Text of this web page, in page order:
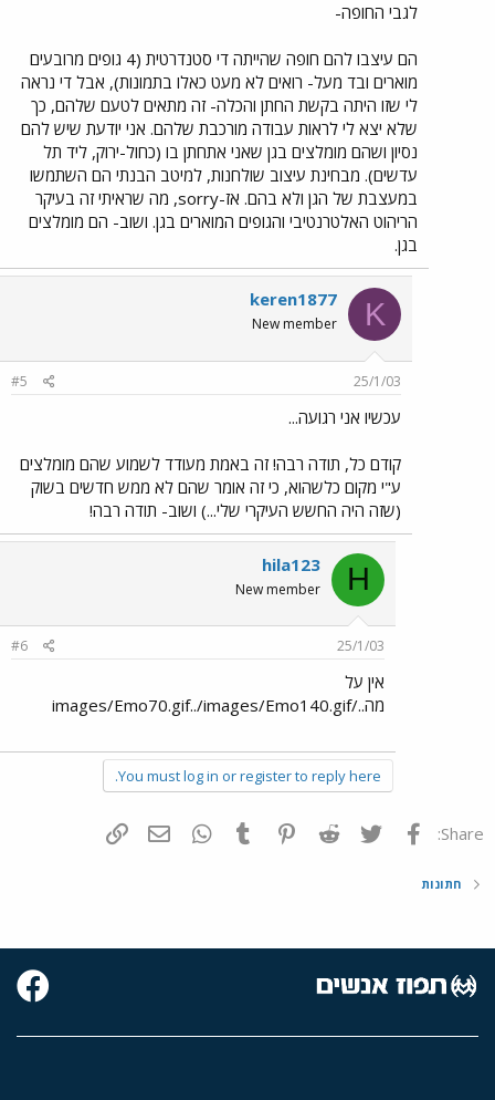
לגבי החופה-
הם עיצבו להם חופה שהייתה די סטנדרטית (4 גופים מרובעים
מוארים ובד מעל- רואים לא מעט כאלו בתמונות), אבל די נראה
לי שזו היתה בקשת החתן והכלה- זה מתאים לטעם שלהם, כך
שלא יצא לי לראות עבודה מורכבת שלהם. אני יודעת שיש להם
נסיון ושהם מומלצים בגן שאני אתחתן בו (כחול-ירוק, ליד תל
עדשים). מבחינת עיצוב שולחנות, למיטב הבנתי הם השתמשו
במעצבת של הגן ולא בהם. אז-sorry, מה שראיתי זה בעיקר
הריהוט האלטרנטיבי והגופים המוארים בגן. ושוב- הם מומלצים
בגן.
K
keren1877
New member
25/1/03
#5
עכשיו אני רגועה...
קודם כל, תודה רבה! זה באמת מעודד לשמוע שהם מומלצים
ע"י מקום כלשהוא, כי זה אומר שהם לא ממש חדשים בשוק
(שזה היה החשש העיקרי שלי...) ושוב- תודה רבה!
H
hila123
New member
25/1/03
#6
אין על
מה../images/Emo70.gif../images/Emo140.gif
You must log in or register to reply here.
Share: פייסבוק Twitter
Reddit
Pinterest
Tumblr
WhatsAppדואר אלקטרוני
חתונות